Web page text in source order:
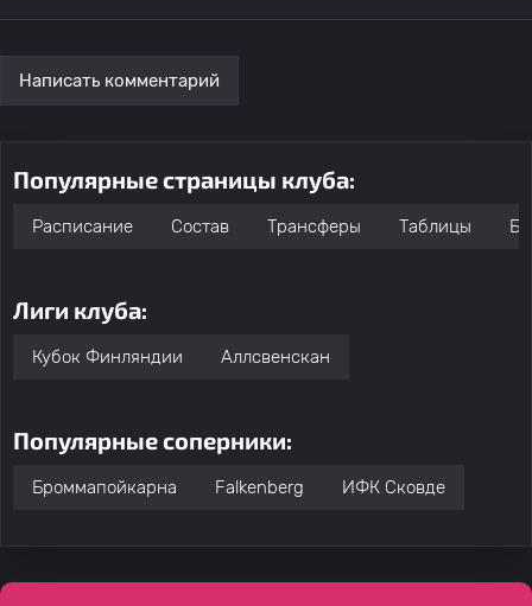
Написать комментарий
Популярные страницы клуба:
Расписание Состав Трансферы Таблицы
Лиги клуба:
Кубок Финляндии Аллсвенскан
Популярные соперники:
Броммапойкарна Falkenberg ИФК Сковде